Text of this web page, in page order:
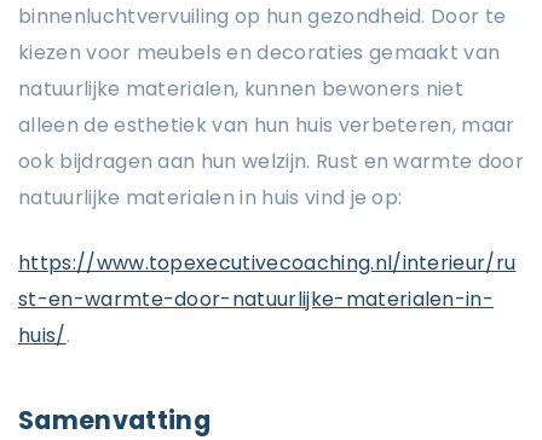
binnenluchtvervuiling op hun gezondheid. Door te
kiezen voor meubels en decoraties gemaakt van
natuurlijke materialen, kunnen bewoners niet
alleen de esthetiek van hun huis verbeteren, maar
ook bijdragen aan hun welzijn. Rust en warmte door
natuurlijke materialen in huis vind je op:
https://www.topexecutivecoaching.nl/interieur/ru
st-en-warmte-door-natuurlijke-materialen-in-
huis/.
Samenvatting